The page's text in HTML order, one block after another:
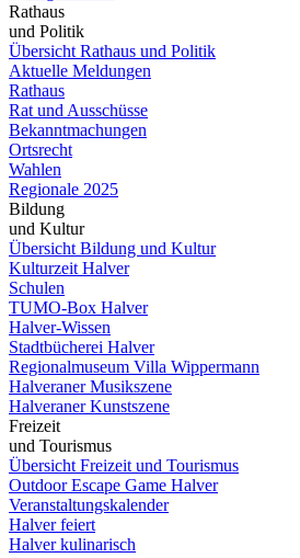
Rathaus
und Politik
Übersicht Rathaus und Politik
Aktuelle Meldungen
Rathaus
Rat und Ausschüsse
Bekanntmachungen
Ortsrecht
Wahlen
Regionale 2025
Bildung
und Kultur
Übersicht Bildung und Kultur
Kulturzeit Halver
Schulen
TUMO-Box Halver
Halver-Wissen
Stadtbücherei Halver
Regionalmuseum Villa Wippermann
Halveraner Musikszene
Halveraner Kunstszene
Freizeit
und Tourismus
Übersicht Freizeit und Tourismus
Outdoor Escape Game Halver
Veranstaltungskalender
Halver feiert
Halver kulinarisch